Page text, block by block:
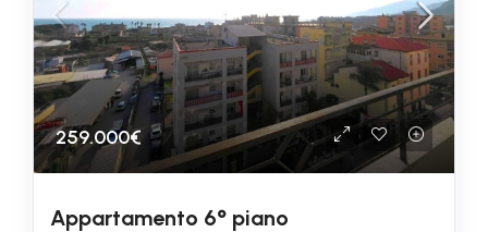
259.000€
Appartamento 6° piano